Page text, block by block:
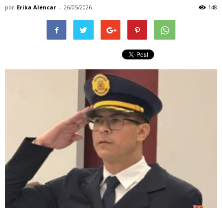
por Erika Alencar - 26/05/2026 148